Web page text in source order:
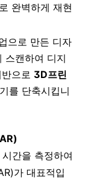
로 완벽하게 재현
으로 만든 디자
스캔하여 디지
으로 3D프린
를 단축시킵니
간을 측정하여
가 대표적입